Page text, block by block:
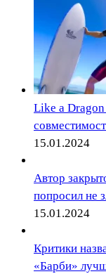
Like a
15.01.2024
Автор
попросил не
15.01.2024
Критики
«Барби»